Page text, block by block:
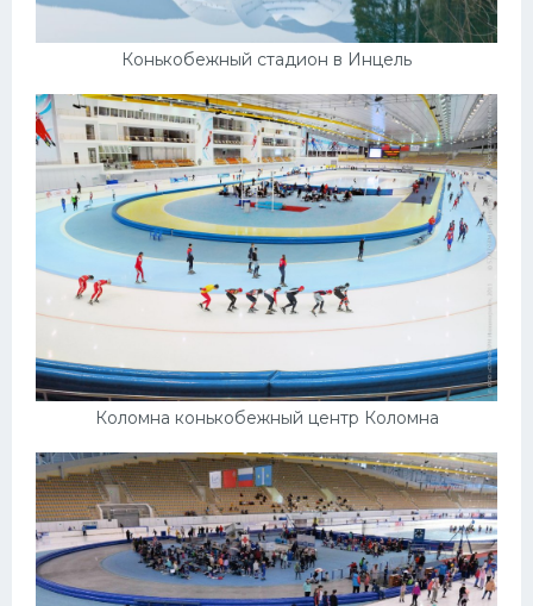
Конькобежный стадион в Инцель
Коломна конькобежный центр Коломна